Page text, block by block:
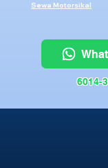
Sewa Motorsikal
6014-